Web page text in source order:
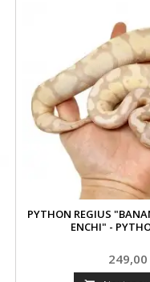
PYTHON REGIUS
ENCHI" -
Prix